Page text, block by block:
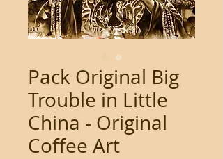
Pack Original Big
Trouble in Little
China - Original
Coffee Art